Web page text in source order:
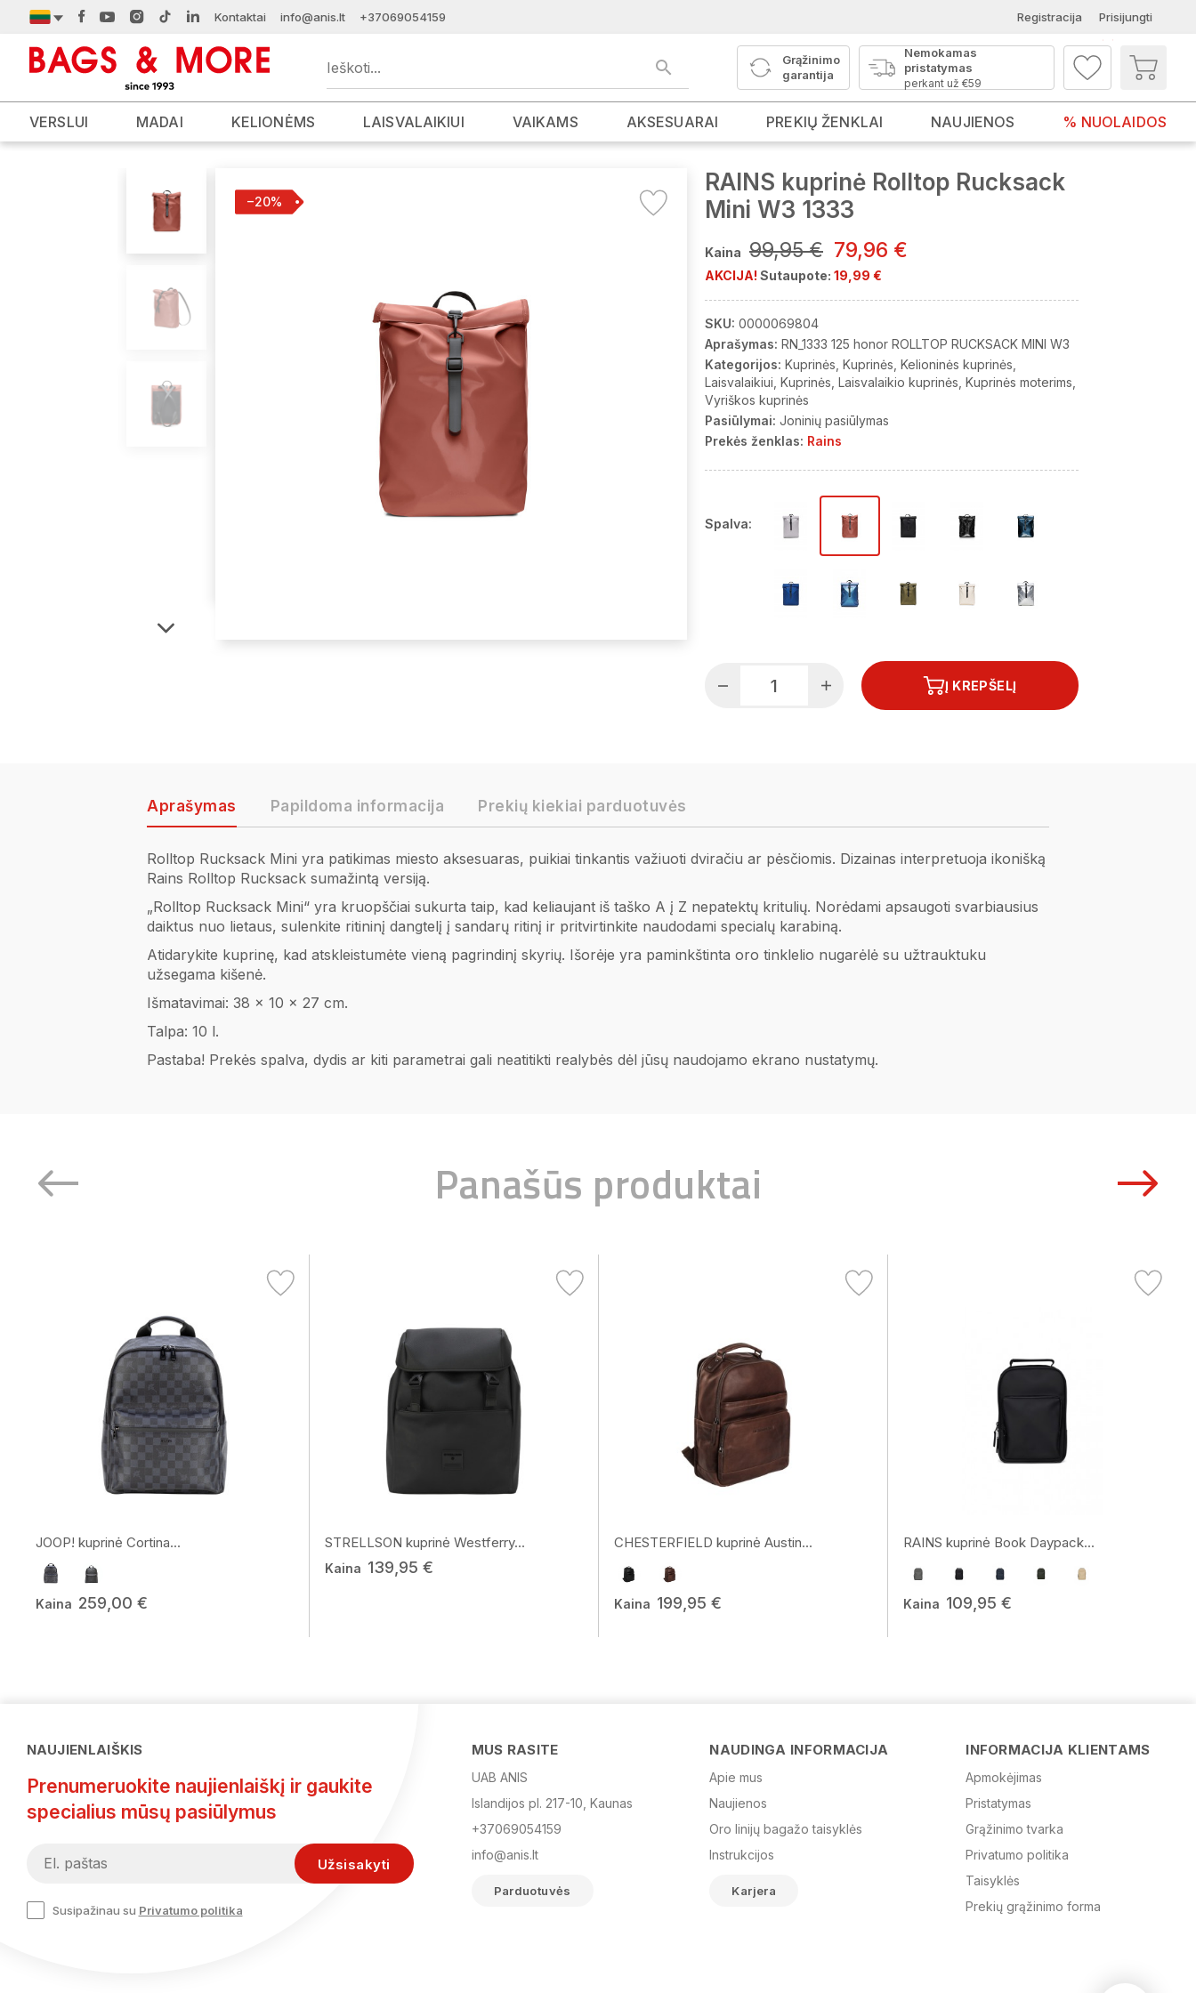
Kontaktai info@anis.lt +37069054159 Registracija Prisijungti
Grąžinimo
garantija
Nemokamas
pristatymas
perkant už €59
VERSLUI MADAI KELIONĖMS LAISVALAIKIUI VAIKAMS AKSESUARAI PREKIŲ ŽENKLAI NAUJIENOS % NUOLAIDOS
−20%
RAINS kuprinė Rolltop Rucksack
Mini W3 1333
Kaina 99,95 € 79,96 €
AKCIJA! Sutaupote: 19,99 €
SKU: 0000069804
Aprašymas: RN_1333 125 honor ROLLTOP RUCKSACK MINI W3
Kategorijos: Kuprinės Kuprinės Kelioninės kuprinės
Laisvalaikiui Kuprinės Laisvalaikio kuprinės Kuprinės moterims
Vyriškos kuprinės
Pasiūlymai: Joninių pasiūlymas
Prekės ženklas: Rains
Spalva:
Į KREPŠELĮ
Aprašymas Papildoma informacija Prekių kiekiai parduotuvės
Rolltop Rucksack Mini yra patikimas miesto aksesuaras, puikiai tinkantis važiuoti dviračiu ar pėsčiomis. Dizainas interpretuoja ikonišką
Rains Rolltop Rucksack sumažintą versiją.
„Rolltop Rucksack Mini“ yra kruopščiai sukurta taip, kad keliaujant iš taško A į Z nepatektų kritulių. Norėdami apsaugoti svarbiausius
daiktus nuo lietaus, sulenkite ritininį dangtelį į sandarų ritinį ir pritvirtinkite naudodami specialų karabiną.
Atidarykite kuprinę, kad atskleistumėte vieną pagrindinį skyrių. Išorėje yra paminkštinta oro tinklelio nugarėlė su užtrauktuku
užsegama kišenė.
Išmatavimai: 38 x 10 x 27 cm.
Talpa: 10 l.
Pastaba! Prekės spalva, dydis ar kiti parametrai gali neatitikti realybės dėl jūsų naudojamo ekrano nustatymų.
Panašūs produktai
JOOP! kuprinė Cortina...
Kaina 259,00 €
STRELLSON kuprinė Westferry...
Kaina 139,95 €
CHESTERFIELD kuprinė Austin...
Kaina 199,95 €
RAINS kuprinė Book Daypack...
Kaina 109,95 €
NAUJIENLAIŠKIS
Prenumeruokite naujienlaiškį ir gaukite
specialius mūsų pasiūlymus
Susipažinau su Privatumo politika
MUS RASITE
UAB ANIS
Islandijos pl. 217-10, Kaunas
+37069054159
info@anis.lt
Parduotuvės
NAUDINGA INFORMACIJA
Apie mus
Naujienos
Oro linijų bagažo taisyklės
Instrukcijos
Karjera
INFORMACIJA KLIENTAMS
Apmokėjimas
Pristatymas
Grąžinimo tvarka
Privatumo politika
Taisyklės
Prekių grąžinimo forma